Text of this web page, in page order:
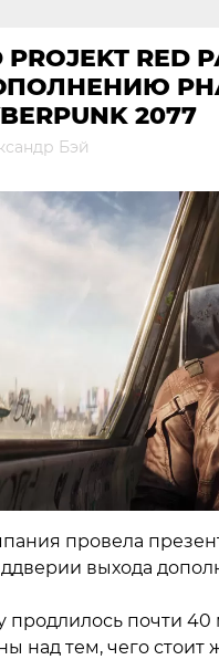
PROJEKT
2077
Бэй
провела
выхода
продлилось почти 40
над тем, чего стоит